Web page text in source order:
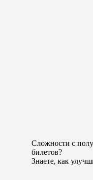
Сложности с
билетов?
Знаете, как